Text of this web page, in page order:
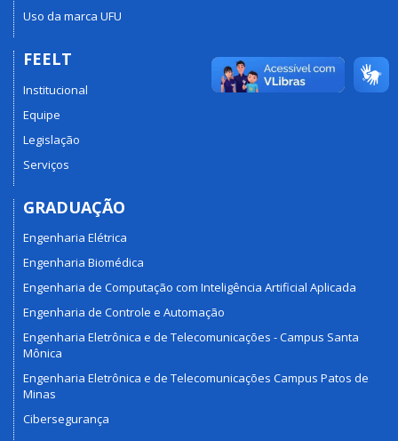
Uso da marca UFU
FEELT
Institucional
Equipe
Legislação
Serviços
GRADUAÇÃO
Engenharia Elétrica
Engenharia Biomédica
Engenharia de Computação com Inteligência Artificial Aplicada
Engenharia de Controle e Automação
Engenharia Eletrônica e de Telecomunicações - Campus Santa
Mônica
Engenharia Eletrônica e de Telecomunicações Campus Patos de
Minas
Cibersegurança